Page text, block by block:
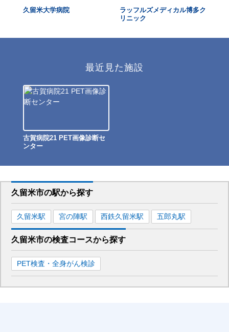
久留米大学病院
ラッフルズメディカル博多ク
リニック
最近見た施設
古賀病院21 PET画像診断セ
ンター
久留米市の駅から探す
久留米駅 宮の陣駅 西鉄久留米駅 五郎丸駅
久留米市の検査コースから探す
PET検査・全身がん検診